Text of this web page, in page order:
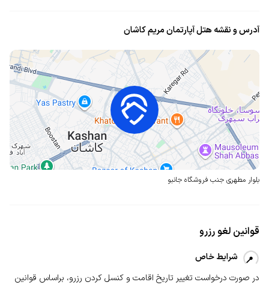
آدرس و نقشه هتل آپارتمان مریم کاشان
بلوار مطهری جنب فروشگاه جانبو
قوانین لغو رزرو
شرایط خاص
در صورت درخواست تغییر تاریخ اقامت و کنسل‌ کردن رزرو، بر‌اساس قوانین